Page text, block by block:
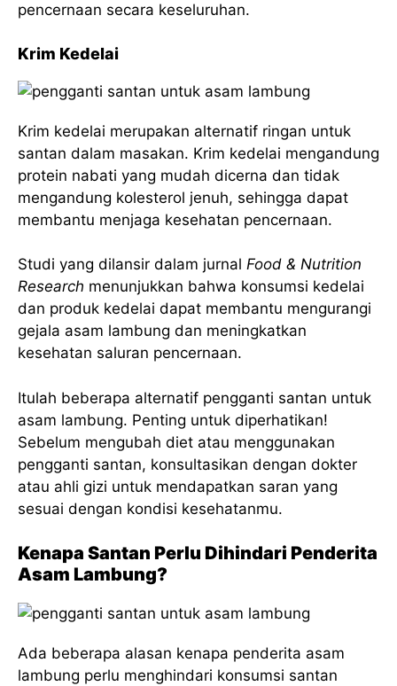
pencernaan secara keseluruhan.
Krim Kedelai
Krim kedelai merupakan alternatif ringan untuk
santan dalam masakan. Krim kedelai mengandung
protein nabati yang mudah dicerna dan tidak
mengandung kolesterol jenuh, sehingga dapat
membantu menjaga kesehatan pencernaan.
Studi yang dilansir dalam jurnal Food & Nutrition
Research menunjukkan bahwa konsumsi kedelai
dan produk kedelai dapat membantu mengurangi
gejala asam lambung dan meningkatkan
kesehatan saluran pencernaan.
Itulah beberapa alternatif pengganti santan untuk
asam lambung. Penting untuk diperhatikan!
Sebelum mengubah diet atau menggunakan
pengganti santan, konsultasikan dengan dokter
atau ahli gizi untuk mendapatkan saran yang
sesuai dengan kondisi kesehatanmu.
Kenapa Santan Perlu Dihindari Penderita
Asam Lambung?
Ada beberapa alasan kenapa penderita asam
lambung perlu menghindari konsumsi santan